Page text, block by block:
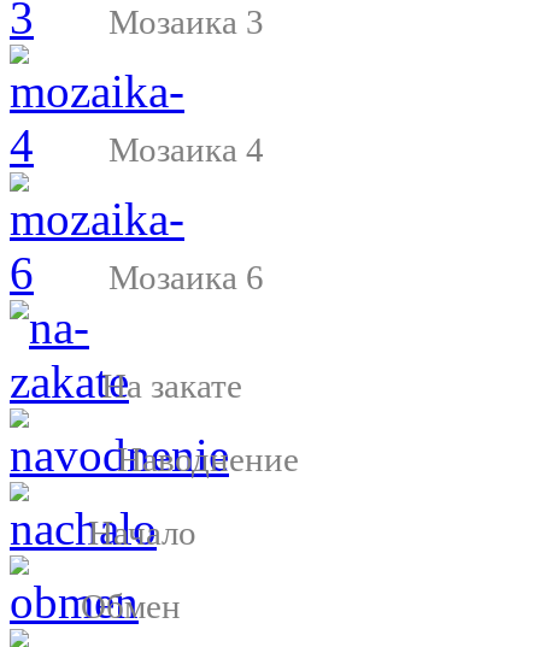
Мозаика 3
Мозаика 4
Мозаика 6
На закате
Наводнение
Начало
Обмен